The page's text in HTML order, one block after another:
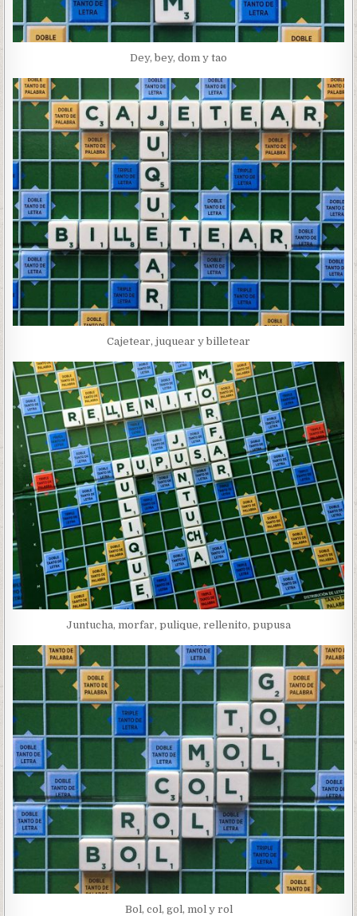
Dey, bey, dom y tao
Cajetear, juquear y billetear
Juntucha, morfar, pulique, rellenito, pupusa
Bol, col, gol, mol y rol